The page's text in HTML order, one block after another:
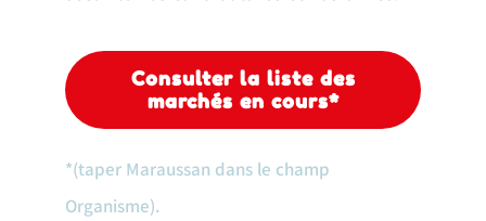
Consulter la liste des
marchés en cours*
*(taper Maraussan dans le champ
Organisme).